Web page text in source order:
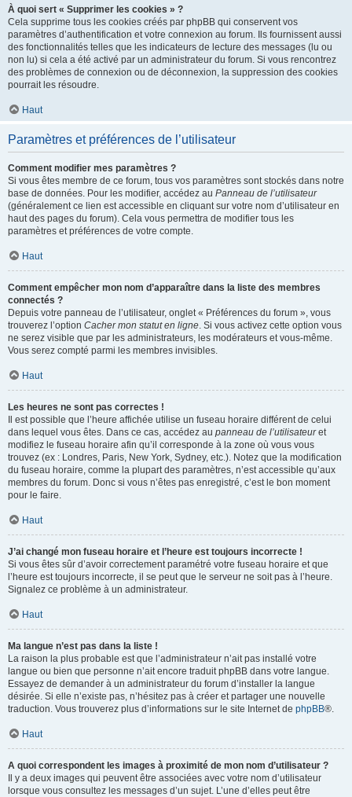
À quoi sert « Supprimer les cookies » ?
Cela supprime tous les cookies créés par phpBB qui conservent vos
paramètres d’authentification et votre connexion au forum. Ils fournissent aussi
des fonctionnalités telles que les indicateurs de lecture des messages (lu ou
non lu) si cela a été activé par un administrateur du forum. Si vous rencontrez
des problèmes de connexion ou de déconnexion, la suppression des cookies
pourrait les résoudre.
Haut
Paramètres et préférences de l’utilisateur
Comment modifier mes paramètres ?
Si vous êtes membre de ce forum, tous vos paramètres sont stockés dans notre
base de données. Pour les modifier, accédez au Panneau de l’utilisateur
(généralement ce lien est accessible en cliquant sur votre nom d’utilisateur en
haut des pages du forum). Cela vous permettra de modifier tous les
paramètres et préférences de votre compte.
Haut
Comment empêcher mon nom d’apparaître dans la liste des membres
connectés ?
Depuis votre panneau de l’utilisateur, onglet « Préférences du forum », vous
trouverez l’option Cacher mon statut en ligne. Si vous activez cette option vous
ne serez visible que par les administrateurs, les modérateurs et vous-même.
Vous serez compté parmi les membres invisibles.
Haut
Les heures ne sont pas correctes !
Il est possible que l’heure affichée utilise un fuseau horaire différent de celui
dans lequel vous êtes. Dans ce cas, accédez au panneau de l’utilisateuret
modifiez le fuseau horaire afin qu’il corresponde à la zone où vous vous
trouvez (ex : Londres, Paris, New York, Sydney, etc.). Notez que la modification
du fuseau horaire, comme la plupart des paramètres, n’est accessible qu’aux
membres du forum. Donc si vous n’êtes pas enregistré, c’est le bon moment
pour le faire.
Haut
J’ai changé mon fuseau horaire et l’heure est toujours incorrecte !
Si vous êtes sûr d’avoir correctement paramétré votre fuseau horaire et que
l’heure est toujours incorrecte, il se peut que le serveur ne soit pas à l’heure.
Signalez ce problème à un administrateur.
Haut
Ma langue n’est pas dans la liste !
La raison la plus probable est que l’administrateur n’ait pas installé votre
langue ou bien que personne n’ait encore traduit phpBB dans votre langue.
Essayez de demander à un administrateur du forum d’installer la langue
désirée. Si elle n’existe pas, n’hésitez pas à créer et partager une nouvelle
traduction. Vous trouverez plus d’informations sur le site Internet de phpBB®.
Haut
A quoi correspondent les images à proximité de mon nom d’utilisateur ?
Il y a deux images qui peuvent être associées avec votre nom d’utilisateur
lorsque vous consultez les messages d’un sujet. L’une d’elles peut être